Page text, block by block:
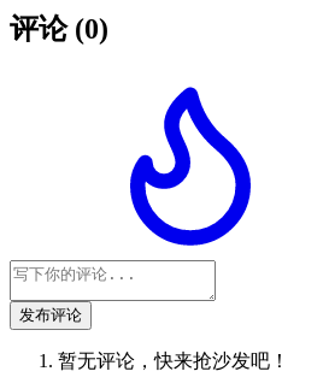
评论 (0)
发布评论
暂无评论，快来抢沙发吧！